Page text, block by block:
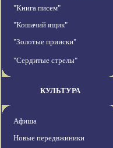
"Книга писем"
"Кошачий ящик"
"Золотые прииски"
"Сердитые стрелы"
КУЛЬТУРА
Афиша
Новые передвжиники